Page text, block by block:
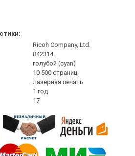
Ricoh Company, Ltd.
842314
голубой (cyan)
10 500 страниц
лазерная печать
1 год
17